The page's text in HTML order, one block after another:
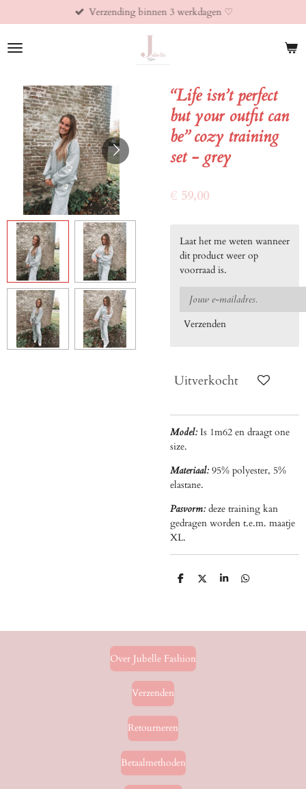
direct
naar
de
Verzending binnen 3 werkdagen ♡︎
“Life isn’t perfect
but your outfit can
be” cozy training
set - grey
€ 59,00
Laat het me weten wanneer
dit product weer op
voorraad is.
Verzenden
Uitverkocht
Model: Is 1m62 en draagt one
size.
Materiaal: 95% polyester, 5%
elastane.
Pasvorm: deze training kan
gedragen worden t.e.m. maatje
XL.
D
D
S
D
Over Jubelle Fashion
Verzenden
Retourneren
Betaalmethoden